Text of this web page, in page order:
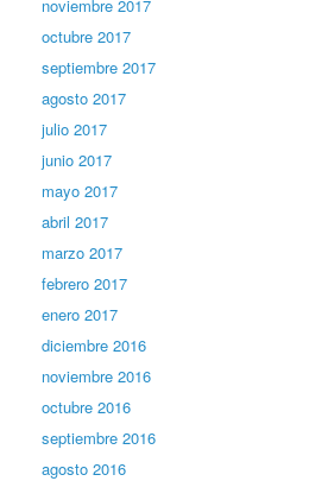
noviembre 2017
octubre 2017
septiembre 2017
agosto 2017
julio 2017
junio 2017
mayo 2017
abril 2017
marzo 2017
febrero 2017
enero 2017
diciembre 2016
noviembre 2016
octubre 2016
septiembre 2016
agosto 2016